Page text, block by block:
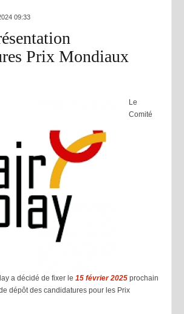
09:33
Prix Mondiaux
Le
Comité
a décidé de fixer le 15 février 2025 prochain
dépôt des candidatures pour les Prix